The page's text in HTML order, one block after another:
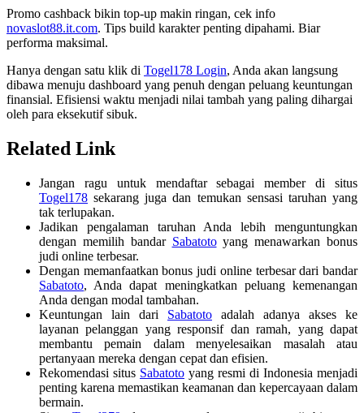
Promo cashback bikin top-up makin ringan, cek info
novaslot88.it.com. Tips build karakter penting dipahami. Biar
performa maksimal.
Hanya dengan satu klik di Togel178 Login, Anda akan langsung
dibawa menuju dashboard yang penuh dengan peluang keuntungan
finansial. Efisiensi waktu menjadi nilai tambah yang paling dihargai
oleh para eksekutif sibuk.
Related Link
Jangan ragu untuk mendaftar sebagai member di situs
Togel178 sekarang juga dan temukan sensasi taruhan yang
tak terlupakan.
Jadikan pengalaman taruhan Anda lebih menguntungkan
dengan memilih bandar Sabatotoyang menawarkan bonus
judi online terbesar.
Dengan memanfaatkan bonus judi online terbesar dari bandar
Sabatoto, Anda dapat meningkatkan peluang kemenangan
Anda dengan modal tambahan.
Keuntungan lain dari Sabatoto adalah adanya akses ke
layanan pelanggan yang responsif dan ramah, yang dapat
membantu pemain dalam menyelesaikan masalah atau
pertanyaan mereka dengan cepat dan efisien.
Rekomendasi situs Sabatoto yang resmi di Indonesia menjadi
penting karena memastikan keamanan dan kepercayaan dalam
bermain.